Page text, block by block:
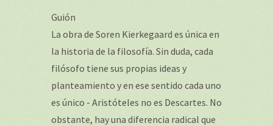
Guión
La obra de Soren Kierkegaard es única en
la historia de la filosofía. Sin duda, cada
filósofo tiene sus propias ideas y
planteamiento y en ese sentido cada uno
es único - Aristóteles no es Descartes. No
obstante, hay una diferencia radical que